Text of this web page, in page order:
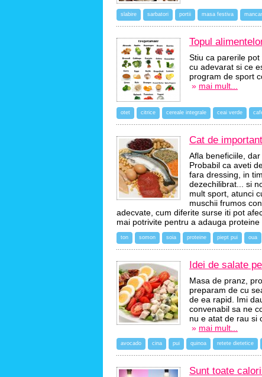
slabire sarbatori portii masa festiva
Topul
Stiu ca parerile
cu adevarat si ce
program de sport
» mai mult...
otet citrice cereale integrale ceai verde
Cat de
Afla beneficiile,
Probabil ca aveti
fara dressing, in
dezechilibrat... si
mult sport, atunci
muschii frumos
adecvate, cum diferite surse iti pot
mai potrivite pentru a adauga
ton somon soia proteine piept pui oua
Idei de salate
Masa de pranz,
preparam de cu
de ea rapid. Imi
convenabil sa ne
nu e atat de rau si
» mai mult...
avocado cina pui quinoa retete dietetice
Sunt toate